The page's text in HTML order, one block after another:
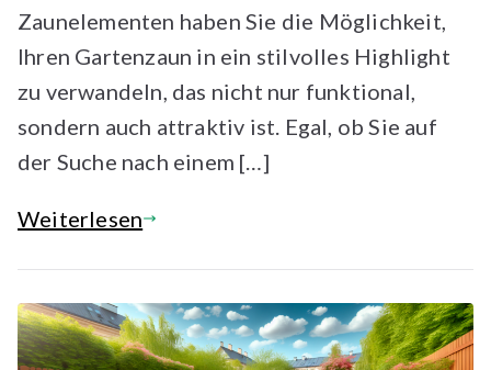
Zaunelementen haben Sie die Möglichkeit,
Ihren Gartenzaun in ein stilvolles Highlight
zu verwandeln, das nicht nur funktional,
sondern auch attraktiv ist. Egal, ob Sie auf
der Suche nach einem […]
Weiterlesen